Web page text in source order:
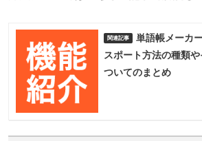
単語帳メーカ
スポート方法の種類
ついてのまとめ